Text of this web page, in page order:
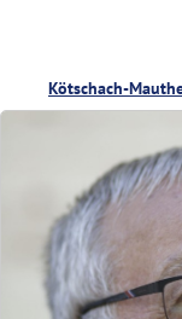
Kötschach-